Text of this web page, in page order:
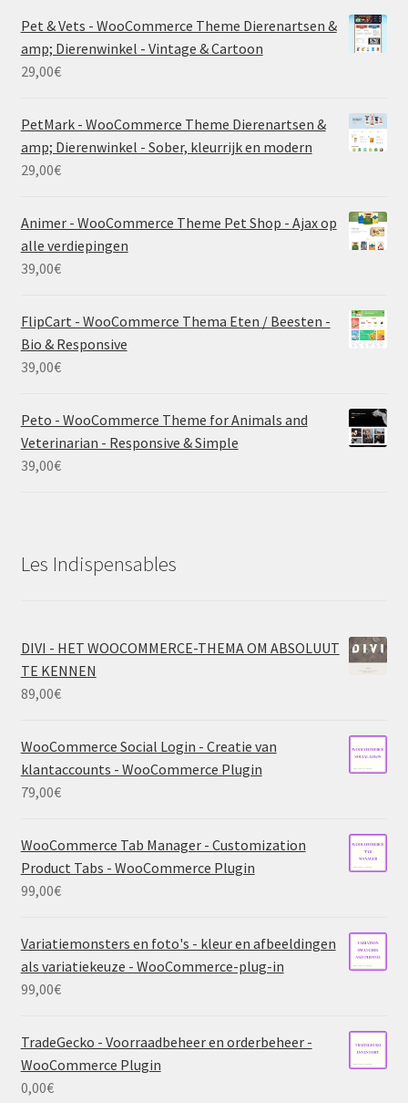
Pet & Vets - WooCommerce Theme Dierenartsen &
amp; Dierenwinkel - Vintage & Cartoon
29,00€
PetMark - WooCommerce Theme Dierenartsen &
amp; Dierenwinkel - Sober, kleurrijk en modern
29,00€
Animer - WooCommerce Theme Pet Shop - Ajax op
alle verdiepingen
39,00€
FlipCart - WooCommerce Thema Eten / Beesten -
Bio & Responsive
39,00€
Peto - WooCommerce Theme for Animals and
Veterinarian - Responsive & Simple
39,00€
Les Indispensables
DIVI - HET WOOCOMMERCE-THEMA OM ABSOLUUT
TE KENNEN
89,00€
WooCommerce Social Login - Creatie van
klantaccounts - WooCommerce Plugin
79,00€
WooCommerce Tab Manager - Customization
Product Tabs - WooCommerce Plugin
99,00€
Variatiemonsters en foto's - kleur en afbeeldingen
als variatiekeuze - WooCommerce-plug-in
99,00€
TradeGecko - Voorraadbeheer en orderbeheer -
WooCommerce Plugin
0,00€